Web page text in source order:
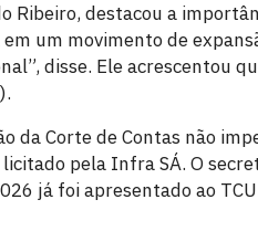
Ribeiro, destacou a
um movimento de
disse. Ele acrescentou
da Corte de Contas não
pela Infra SÁ. O
já foi apresentado ao